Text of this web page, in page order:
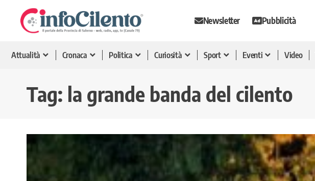
Newsletter Pubblicità
Attualità Cronaca Politica Curiosità Sport Eventi Video
Tag: la grande banda del cilento